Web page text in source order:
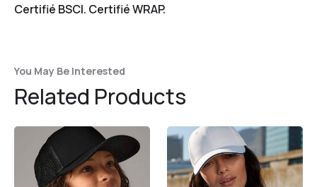
Certifié BSCI. Certifié WRAP.
You May Be Interested
Related Products